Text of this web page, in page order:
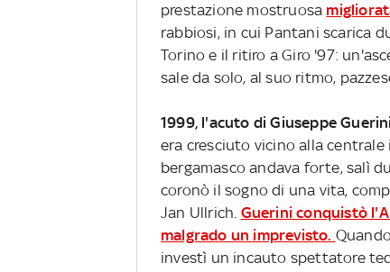
prestazione mostruosa
rabbiosi, in cui Pantani scarica
Torino e il ritiro a Giro '97:
sale da solo, al suo ritmo,
1999, l'acuto di Giuseppe
era cresciuto vicino alla
bergamasco andava forte, salì
coronò il sogno di una vita,
Jan Ullrich. Guerini conquistò
malgrado un imprevisto.
investì un incauto spettatore